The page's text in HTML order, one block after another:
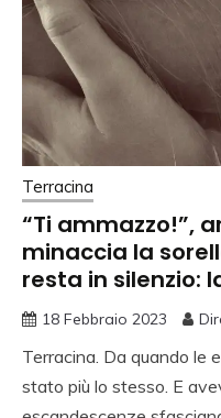
Terracina
“Ti ammazzo!”,
minaccia la
resta in silenzio:
18 Febbraio 2023
Terracina. Da quando le
stato più lo stesso. E